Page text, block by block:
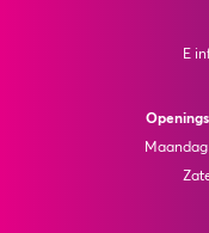
E
Maandag